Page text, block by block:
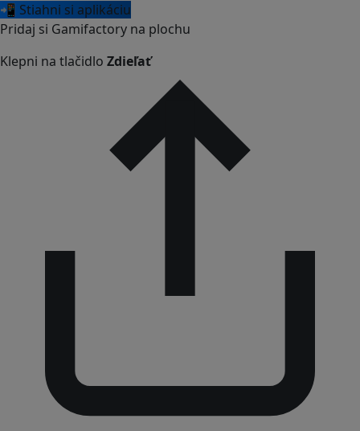
📲 Stiahni si aplikáciu
Pridaj si Gamifactory na plochu
Klepni na tlačidlo Zdieľať